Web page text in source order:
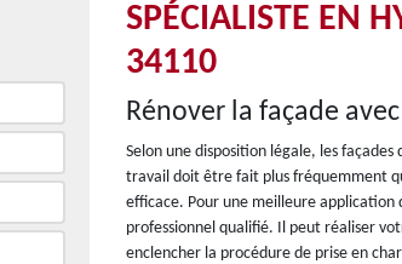
SPÉCIALISTE EN
34110
Rénover la façade
Selon une disposition légale, les
travail doit être fait plus fréquemment
efficace. Pour une meilleure
professionnel qualifié. Il peut réaliser
enclencher la procédure de prise en